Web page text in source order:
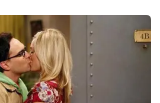
Be Surprised